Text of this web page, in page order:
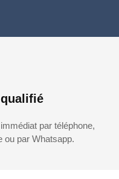
par téléphone,
ou par Whatsapp.